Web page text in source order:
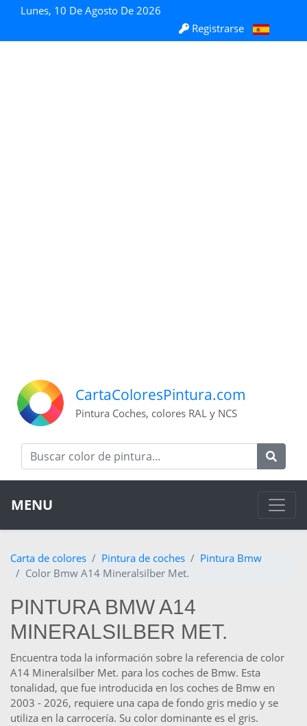
Lunes, 10 De Agosto De 2026
Registrarse
CartaColoresPintura.com
Pintura Coches, colores RAL y NCS
MENU
Carta de colores Pintura de coches
Pintura Bmw
Color Bmw A14 Mineralsilber Met.
PINTURA BMW A14
MINERALSILBER MET.
Encuentra toda la información sobre la referencia de color
A14 Mineralsilber Met. para los coches de Bmw. Esta
tonalidad, que fue introducida en los coches de Bmw en
2003 - 2026, requiere una capa de fondo gris medio y se
utiliza en la carrocería. Su color dominante es el gris.